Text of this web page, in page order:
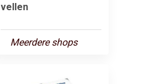
vellen
Meerdere shops